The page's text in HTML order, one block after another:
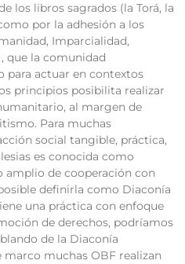
los libros sagrados (la Torá, la
por la adhesión a los
Imparcialidad,
que la comunidad
para actuar en contextos
principios posibilita realizar
al margen de
Para muchas
social tangible, práctica,
es conocida como
amplio de cooperación con
definirla como Diaconía
una práctica con enfoque
de derechos, podríamos
de la Diaconía
marco muchas OBF realizan